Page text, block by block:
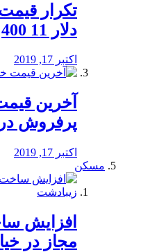
تکرار
دلار 11 400
اکتبر 17, 2019
آخرین
پرفروش در
اکتبر 17, 2019
مسکن
افزایش
مجاز در